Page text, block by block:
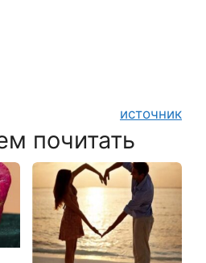
источник
почитать